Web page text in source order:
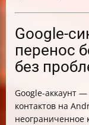
Google-
перенос
без
Google-аккаунт
контактов на
неограниченное